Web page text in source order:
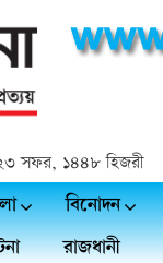
২৩ সফর, ১৪৪৮ হিজরী
বিনোদন
রাজধানী